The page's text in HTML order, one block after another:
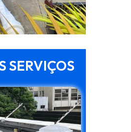
SERVIÇOS